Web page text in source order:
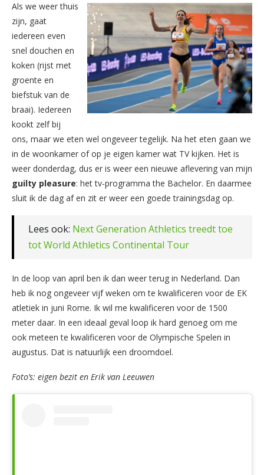
Als we weer thuis
zijn, gaat
iedereen even
snel douchen en
koken (rijst met
groente en
biefstuk van de
braai). Iedereen
kookt zelf bij
ons, maar we eten wel ongeveer tegelijk. Na het eten gaan we
in de woonkamer of op je eigen kamer wat TV kijken. Het is
weer donderdag, dus er is weer een nieuwe aflevering van mijn
guilty pleasure: het tv-programma the Bachelor. En daarmee
sluit ik de dag af en zit er weer een goede trainingsdag op.
Lees ook: Next Generation Athletics treedt toe
tot World Athletics Continental Tour
In de loop van april ben ik dan weer terug in Nederland. Dan
heb ik nog ongeveer vijf weken om te kwalificeren voor de EK
atletiek in juni Rome. Ik wil me kwalificeren voor de 1500
meter daar. In een ideaal geval loop ik hard genoeg om me
ook meteen te kwalificeren voor de Olympische Spelen in
augustus. Dat is natuurlijk een droomdoel.
Foto’s: eigen bezit en Erik van Leeuwen